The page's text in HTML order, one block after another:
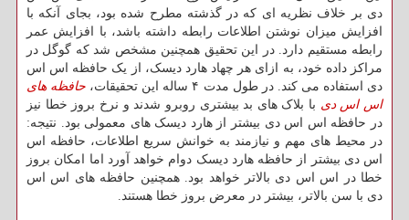
دی بر خلاف نظریه ای که در گذشته مطرح شده بود، بجای آنکه با
افزایش میزان نوشتن اطلاعات رابطه داشته باشد، با افزایش عمر
رابطه مستقیم دارد. در این تحقیق همچنین مشخص شد که گوگل در
مراکز داده خود، به ازای هر چهاد هارد دیسک، از یک حافظه اس اس
دی استفاده می کند. در طول مدت ۴ ساله این تحقیقات،
حافظه های
اس اس دی با بلاک های بد بیشتری روبرو شدند و نرخ بروز خطا نیز
در حافظه اس اس دی بیشتر از هارد دیسک های معمولی بود. نتیجه:
در محیط های مهم و نیازمند به خوانش سریع اطلاعات، حافظه اس
اس دی بیشتر از حافظه هارد دیسک دوام خواهد آورد اما امکان بروز
خطا در اس اس دی بالاتر خواهد بود. همچنین حافظه های اس اس
دی با سن بالاتر، بیشتر در معرض بروز خطا هستند.